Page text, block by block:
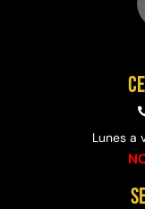
Lunes a